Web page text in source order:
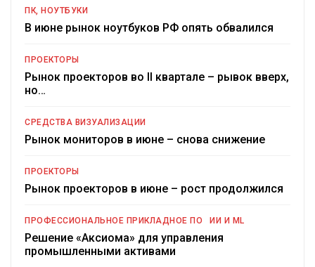
ПК, НОУТБУКИ
В июне рынок ноутбуков РФ опять обвалился
ПРОЕКТОРЫ
Рынок проекторов во II квартале – рывок вверх,
но…
СРЕДСТВА ВИЗУАЛИЗАЦИИ
Рынок мониторов в июне – снова снижение
ПРОЕКТОРЫ
Рынок проекторов в июне – рост продолжился
ПРОФЕССИОНАЛЬНОЕ ПРИКЛАДНОЕ ПО ИИ И ML
Решение «Аксиома» для управления
промышленными активами